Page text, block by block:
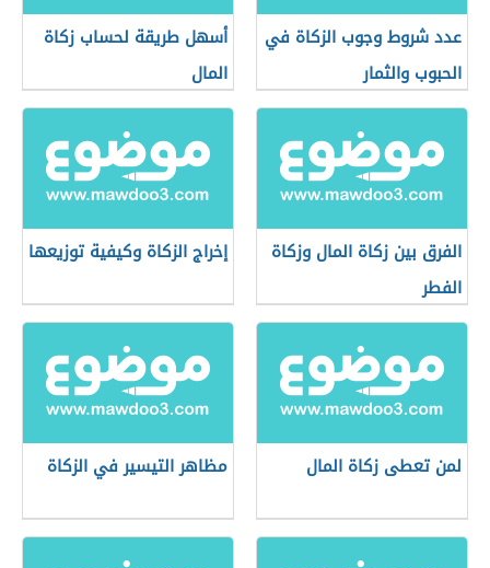
عدد شروط وجوب الزكاة في
الحبوب والثمار
أسهل طريقة لحساب زكاة
المال
الفرق بين زكاة المال وزكاة
الفطر
إخراج الزكاة وكيفية توزيعها
لمن تعطى زكاة المال مظاهر التيسير في الزكاة